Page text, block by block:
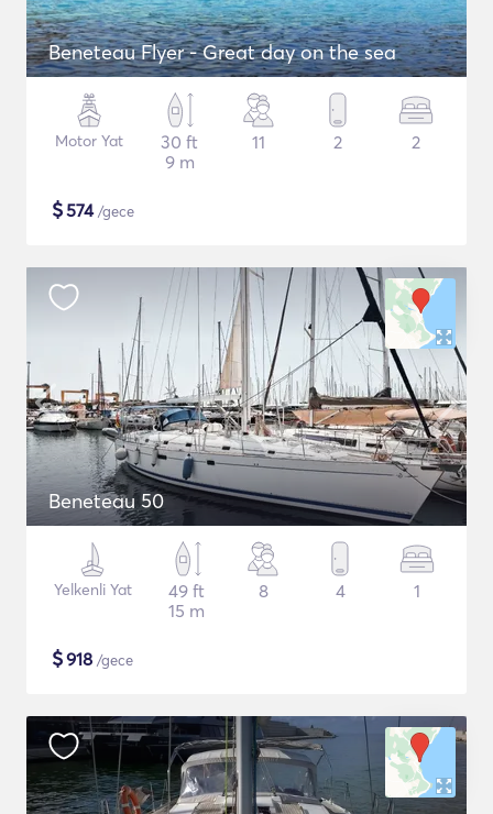
Beneteau Flyer - Great day on the sea
Motor Yat
30 ft
9 m
11 2 2
$574/gece
Beneteau 50
Yelkenli Yat
49 ft
15 m
8 4 1
$918 /gece